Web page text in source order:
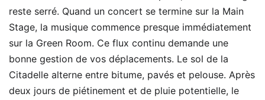
reste serré. Quand un concert se termine sur la Main
Stage, la musique commence presque immédiatement
sur la Green Room. Ce flux continu demande une
bonne gestion de vos déplacements. Le sol de la
Citadelle alterne entre bitume, pavés et pelouse. Après
deux jours de piétinement et de pluie potentielle, le